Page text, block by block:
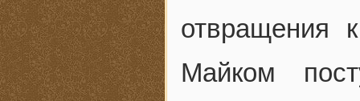
отвращения
Майком